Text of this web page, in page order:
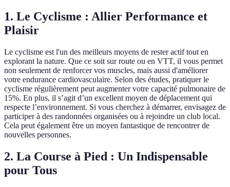
1. Le Cyclisme : Allier Performance et
Plaisir
Le cyclisme est l'un des meilleurs moyens de rester actif tout en
explorant la nature. Que ce soit sur route ou en VTT, il vous permet
non seulement de renforcer vos muscles, mais aussi d'améliorer
votre endurance cardiovasculaire. Selon des études, pratiquer le
cyclisme régulièrement peut augmenter votre capacité pulmonaire de
15%. En plus, il s’agit d’un excellent moyen de déplacement qui
respecte l’environnement. Si vous cherchez à démarrer, envisagez de
participer à des randonnées organisées ou à rejoindre un club local.
Cela peut également être un moyen fantastique de rencontrer de
nouvelles personnes.
2. La Course à Pied : Un Indispensable
pour Tous